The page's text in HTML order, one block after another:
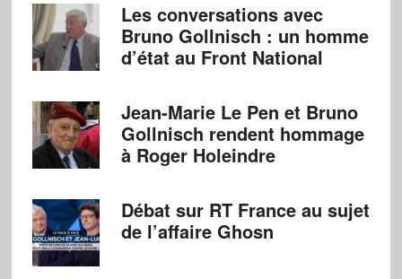
Les conversations avec
Bruno Gollnisch : un homme
d’état au Front National
Jean-Marie Le Pen et Bruno
Gollnisch rendent hommage
à Roger Holeindre
Débat sur RT France au sujet
de l’affaire Ghosn